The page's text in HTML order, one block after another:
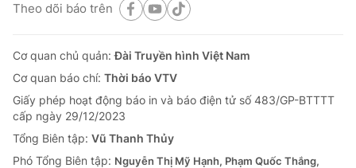
Theo dõi báo trên
Cơ quan chủ quản:Đài Truyền hình Việt Nam
Cơ quan báo chí: Thời báo VTV
Giấy phép hoạt động báo in và báo điện tử số 483/GP-BTTTT
cấp ngày 29/12/2023
Tổng Biên tập: Vũ Thanh Thủy
Phó Tổng Biên tập: Nguyễn Thị Mỹ Hạnh, Phạm Quốc Thắng,